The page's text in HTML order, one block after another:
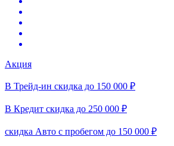
Акция
В Трейд-ин скидка до 150 000 ₽
В Кредит скидка до 250 000 ₽
скидка Авто с пробегом до 150 000 ₽